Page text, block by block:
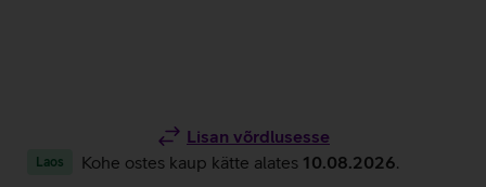
Lisan võrdlusesse
Laos Kohe ostes kaup kätte alates 10.08.2026